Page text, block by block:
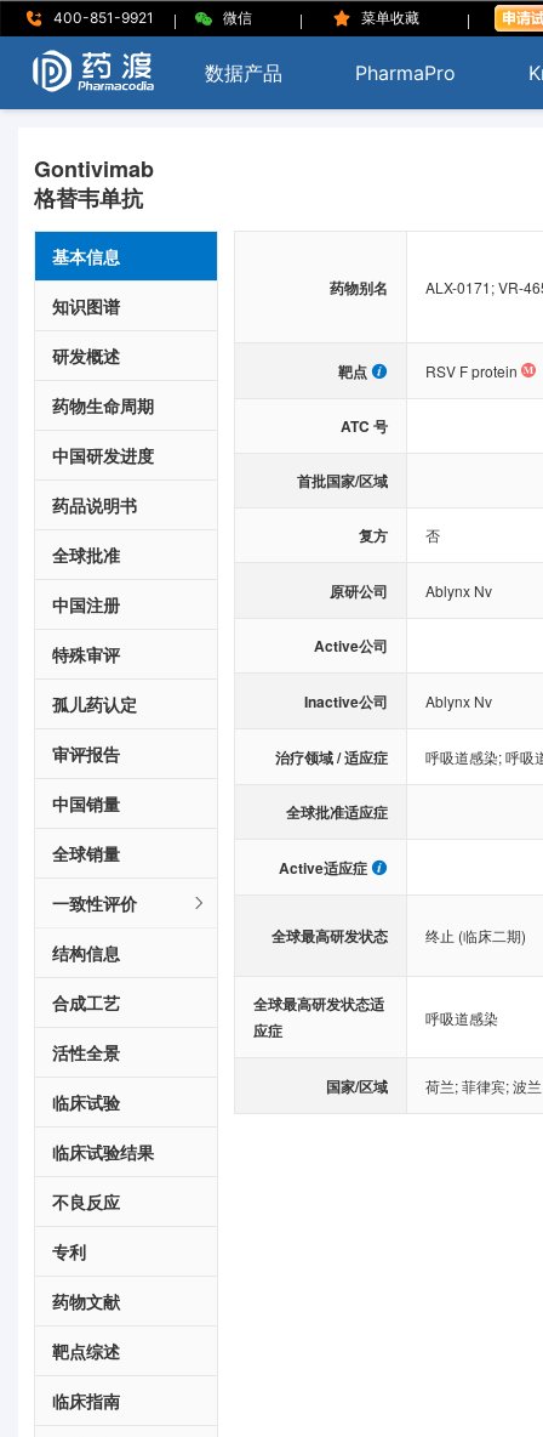
400-851-9921 | 微信 | 菜单收藏 |
数据产品 PharmaPro
Gontivimab
格替韦单抗
基本信息
知识图谱
研发概述
药物生命周期
中国研发进度
药品说明书
全球批准
中国注册
特殊审评
孤儿药认定
审评报告
中国销量
全球销量
一致性评价
结构信息
合成工艺
活性全景
临床试验
临床试验结果
不良反应
专利
药物文献
靶点综述
临床指南
药物别名 ALX-0171; VR-
靶点 RSV F protein
ATC 号
首批国家/区域
复方 否
原研公司 Ablynx Nv
Active公司
Inactive公司 Ablynx Nv
治疗领域 / 适应症 呼吸道感染;呼吸
全球批准适应症
Active适应症
全球最高研发状态 终止 (临床二期)
全球最高研发状态适
应症
呼吸道感染
国家/区域 荷兰;菲律宾;波兰